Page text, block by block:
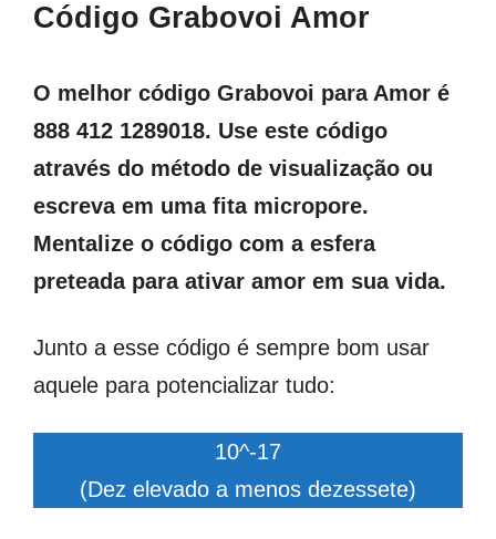
Código Grabovoi Amor
O melhor código Grabovoi para Amor é
888 412 1289018. Use este código
através do método de visualização ou
escreva em uma fita micropore.
Mentalize o código com a esfera
preteada para ativar amor em sua vida.
Junto a esse código é sempre bom usar
aquele para potencializar tudo:
10^-17
(Dez elevado a menos dezessete)